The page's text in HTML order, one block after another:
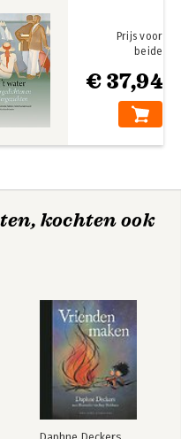
€ 37,94
Prijs voor
beide
kochten ook